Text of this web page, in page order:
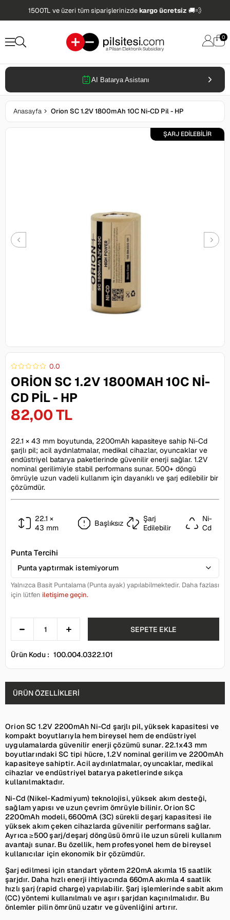
1500TL ve üzeri tüm siparişlerinizdekargo ücretsiz 🚚💨
0
AI Batarya Asistanı
Anasayfa Orion SC 1.2V 1800mAh 10C Ni-CD Pil - HP
ŞARJ EDİLEBİLİR
0.0
ORION SC 1.2V 1800MAH 10C NI-
CD PIL - HP
82,00 TL
22.1 × 43 mm boyutunda, 2200mAh kapasiteye sahip Ni-Cd
şarjlı pil; acil aydınlatmalar, medikal cihazlar, oyuncaklar ve
endüstriyel batarya paketlerinde güvenilir enerji sağlar. 1.2V
nominal gerilimiyle stabil performans sunar. 500+ döngü
ömrüyle uzun vadeli kullanım için dayanıklı ve şarj edilebilir bir
çözümdür.
22.1 ×
43 mm
Başlıksız
Şarj
Edilebilir
Ni-
Cd
Punta Tercihi
Yalnızca Basit Puntalama (Punta ayak) yapılabilmektedir. Daha fazlası
için lütfen iletişime geçin.
Ürün Kodu : 100.004.0322.101
ÜRÜN ÖZELLIKLERI
Orion SC 1.2V 2200mAh Ni-Cd şarjlı pil, yüksek kapasitesi ve
kompakt boyutlarıyla hem bireysel hem de endüstriyel
uygulamalarda güvenilir enerji çözümü sunar. 22.1x43 mm
boyutlarındaki SC tipi hücre, 1.2V nominal gerilim ve 2200mAh
kapasiteye sahiptir. Acil aydınlatmalar, oyuncaklar, medikal
cihazlar ve endüstriyel batarya paketlerinde sıkça
kullanılmaktadır.
Ni-Cd (Nikel-Kadmiyum) teknolojisi, yüksek akım desteği,
sağlam yapısı ve uzun çevrim ömrüyle bilinir. Orion SC
2200mAh modeli, 6600mA (3C) sürekli deşarj kapasitesi ile
yüksek akım çeken cihazlarda güvenilir performans sağlar.
Ayrıca ≥500 şarj/deşarj döngüsü ömrü ile uzun süreli kullanım
avantajı sunar. Bu özellik, hem profesyonel hem de bireysel
kullanıcılar için ekonomik bir çözümdür.
Şarj edilmesi için standart yöntem 220mA akımla 15 saatlik
şarjdır. Daha hızlı enerji ihtiyacında 660mA akımla 4 saatlik
hızlı şarj (rapid charge) yapılabilir. Şarj işlemlerinde sabit akım
(CC) yöntemi kullanılmalı ve aşırı şarjdan kaçınılmalıdır. Bu
önlemler pilin ömrünü uzatır ve güvenliğini artırır.